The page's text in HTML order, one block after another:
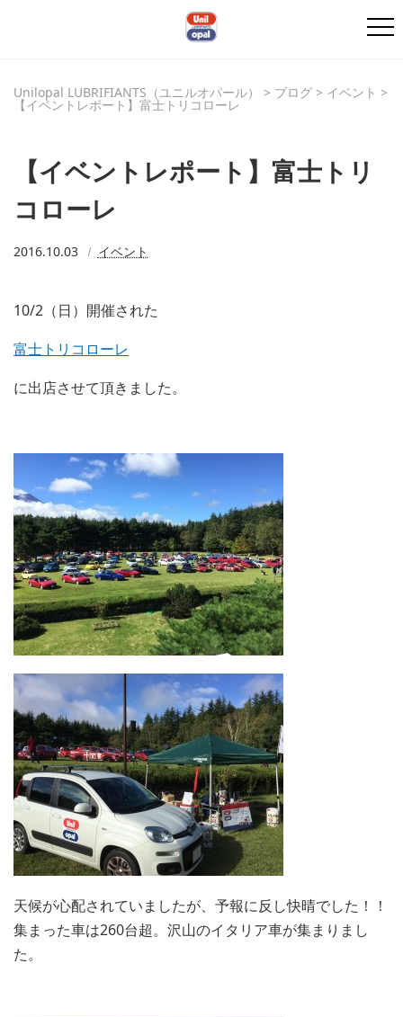
Unilopal LUBRIFIANTS（ユニルオパール） > ブログ > イベント >
【イベントレポート】富士トリコローレ
【イベントレポート】富士トリ
コローレ
2016.10.03 イベント
10/2（日）開催された
富士トリコローレ
に出店させて頂きました。
天候が心配されていましたが、予報に反し快晴でした！！
集まった車は260台超。沢山のイタリア車が集まりまし
た。